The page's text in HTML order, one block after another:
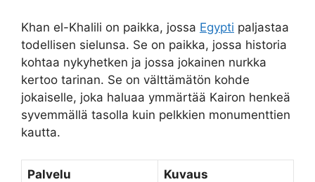
Khan el-Khalili on paikka, jossa Egypti paljastaa
todellisen sielunsa. Se on paikka, jossa historia
kohtaa nykyhetken ja jossa jokainen nurkka
kertoo tarinan. Se on välttämätön kohde
jokaiselle, joka haluaa ymmärtää Kairon henkeä
syvemmällä tasolla kuin pelkkien monumenttien
kautta.
Palvelu Kuvaus